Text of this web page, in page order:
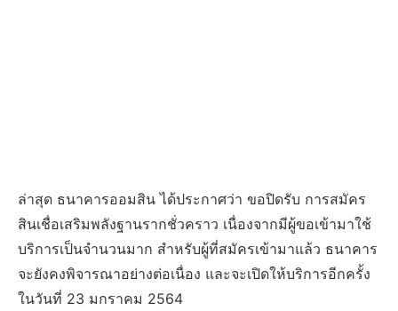
ล่าสุด ธนาคารออมสิน ได้ประกาศว่า ขอปิดรับ การสมัคร
สินเชื่อเสริมพลังฐานรากชั่วคราว เนื่องจากมีผู้ขอเข้ามาใช้
บริการเป็นจำนวนมาก สำหรับผู้ที่สมัครเข้ามาแล้ว ธนาคาร
จะยังคงพิจารณาอย่างต่อเนื่อง และจะเปิดให้บริการอีกครั้ง
ในวันที่ 23 มกราคม 2564